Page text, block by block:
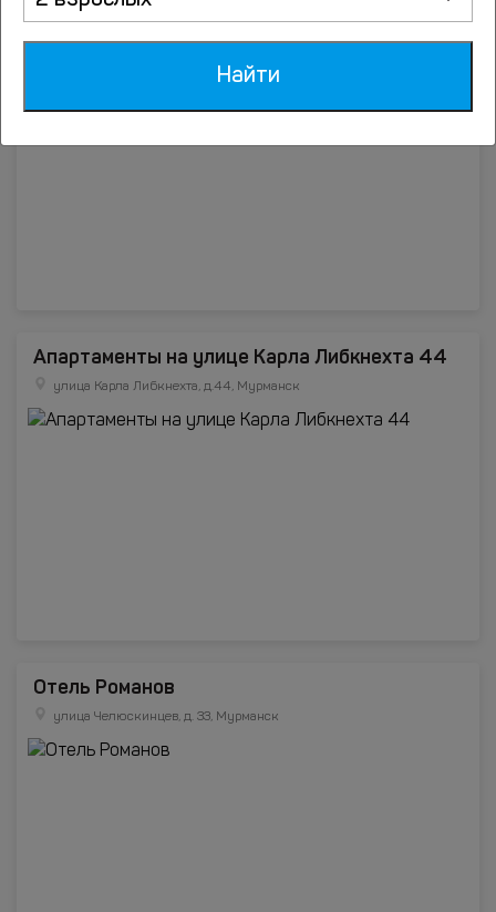
Апартаменты на Карла Либкнехта 33
Апартаменты на улице Карла Либкнехта 44
улица Карла Либкнехта, д.44, Мурманск
Отель Романов
улица Челюскинцев, д. 33, Мурманск
Найти